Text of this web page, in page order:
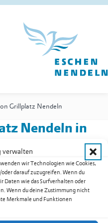
wir Technologien wie Cookies,
darauf zuzugreifen. Wenn du
Daten wie das Surfverhalten oder
Wenn du deine Zustimmung nicht
Merkmale und Funktionen
Grillplatz Nendeln
Nendeln in
Nendeln
& Services